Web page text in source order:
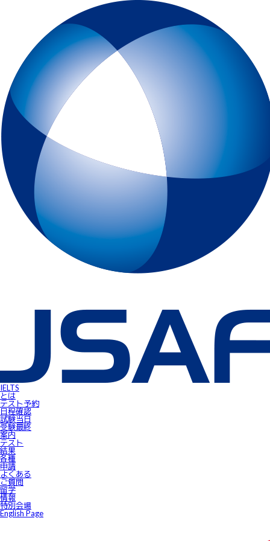
IELTS
とは
テスト予約
日程確認
試験当⽇
受験最終
案内
テスト
結果
各種
申請
よくある
ご質問
留学
情報
特別会場
English Page
トップページ
IELTSとは
初めてIELTSを受験する方
テスト予約
一般会場申込みページ
特別会場申込みページ
IELTS チャイルド・プロテクション・ポリシー（18歳未満の受験者
スピーキングテスト日時リクエスト
受験最終案内
各種申請
IELTSコンピューター版
IELTS One Skill Retake
キーボードと機能について
IELTSペーパー版
IELTS 練習問題（ペーパー版）
高校生の皆様へ
大学・高校・企業関係の方
JSAF-IELTS 団体受験（特別会場実施）およびIELTSセミナー
IELTS推進校
JSAF-IELTS Academic Partner
IELTSティーチャー・トレーニング・コース
英語担当教員向け IELTS受験料助成制度
IELTS受験者特典
FLOW ～スマートフォンで自由にSpeaking対策！～
gymglishオンラインコース
IELTS Prepare
IELTSスピーキングサンプル動画
無料IELTSオンラインコース
James⼩⾕のIELTS必勝攻略㊙講座
会員ページ
IELTS Masterclass Webinar
ワンポイント・アドバイス動画
IELTSサクセスストーリー
IELTSオンラインセミナー
Prepare for IELTS
Book Your Test
Apply for IELTS at Public Venue
Request Forms
IELTS高田馬場｜JSAF-IELTS公式テストセンター 東京（JP112）
IELTS東新宿｜JSAF-IELTS公式テストセンター 東京（JP112）
IELTS東梅田｜JSAF-IELTS公式テストセンター 大阪（JP112）